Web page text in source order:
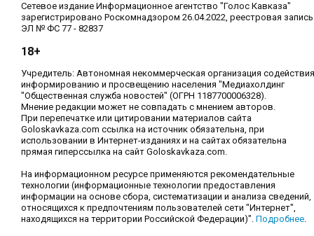
Сетевое издание Информационное агентство "Голос Кавказа"
зарегистрировано Роскомнадзором 26.04.2022, реестровая запись
ЭЛ № ФС 77 - 82837
18+
Учредитель: Автономная некоммерческая организация содействия
информированию и просвещению населения "Медиахолдинг
"Общественная служба новостей" (ОГРН 1187700006328).
Мнение редакции может не совпадать с мнением авторов.
При перепечатке или цитировании материалов сайта
Goloskavkaza.com ссылка на источник обязательна, при
использовании в Интернет-изданиях и на сайтах обязательна
прямая гиперссылка на сайт Goloskavkaza.com.
На информационном ресурсе применяются рекомендательные
технологии (информационные технологии предоставления
информации на основе сбора, систематизации и анализа сведений,
относящихся к предпочтениям пользователей сети "Интернет",
находящихся на территории Российской Федерации)". Подробнее.